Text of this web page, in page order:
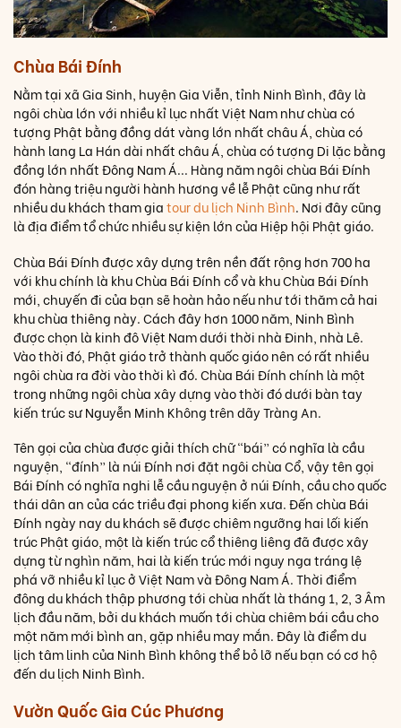
Chùa Bái Đính
Nằm tại xã Gia Sinh, huyện Gia Viễn, tỉnh Ninh Bình, đây là
ngôi chùa lớn với nhiều kỉ lục nhất Việt Nam như chùa có
tượng Phật bằng đồng dát vàng lớn nhất châu Á, chùa có
hành lang La Hán dài nhất châu Á, chùa có tượng Di lặc bằng
đồng lớn nhất Đông Nam Á... Hàng năm ngôi chùa Bái Đính
đón hàng triệu người hành hương về lễ Phật cũng như rất
nhiều du khách tham giatour du lịch Ninh Bình. Nơi đây cũng
là địa điểm tổ chức nhiều sự kiện lớn của Hiệp hội Phật giáo.
Chùa Bái Đính được xây dựng trên nền đất rộng hơn 700 ha
với khu chính là khu Chùa Bái Đính cổ và khu Chùa Bái Đính
mới, chuyến đi của bạn sẽ hoàn hảo nếu như tới thăm cả hai
khu chùa thiêng này. Cách đây hơn 1000 năm, Ninh Bình
được chọn là kinh đô Việt Nam dưới thời nhà Đinh, nhà Lê.
Vào thời đó, Phật giáo trở thành quốc giáo nên có rất nhiều
ngôi chùa ra đời vào thời kì đó. Chùa Bái Đính chính là một
trong những ngôi chùa xây dựng vào thời đó dưới bàn tay
kiến trúc sư Nguyễn Minh Không trên dãy Tràng An.
Tên gọi của chùa được giải thích chữ “bái” có nghĩa là cầu
nguyện, “đính” là núi Đính nơi đặt ngôi chùa Cổ, vậy tên gọi
Bái Đính có nghĩa nghi lễ cầu nguyện ở núi Đính, cầu cho quốc
thái dân an của các triều đại phong kiến xưa. Đến chùa Bái
Đính ngày nay du khách sẽ được chiêm ngưỡng hai lối kiến
trúc Phật giáo, một là kiến trúc cổ thiêng liêng đã được xây
dựng từ nghìn năm, hai là kiến trúc mới nguy nga tráng lệ
phá vỡ nhiều kỉ lục ở Việt Nam và Đông Nam Á. Thời điểm
đông du khách thập phương tới chùa nhất là tháng 1, 2, 3 Âm
lịch đầu năm, bởi du khách muốn tới chùa chiêm bái cầu cho
một năm mới bình an, gặp nhiều may mắn. Đây là điểm du
lịch tâm linh của Ninh Bình không thể bỏ lỡ nếu bạn có cơ hộ
đến du lịch Ninh Bình.
Vườn Quốc Gia Cúc Phương